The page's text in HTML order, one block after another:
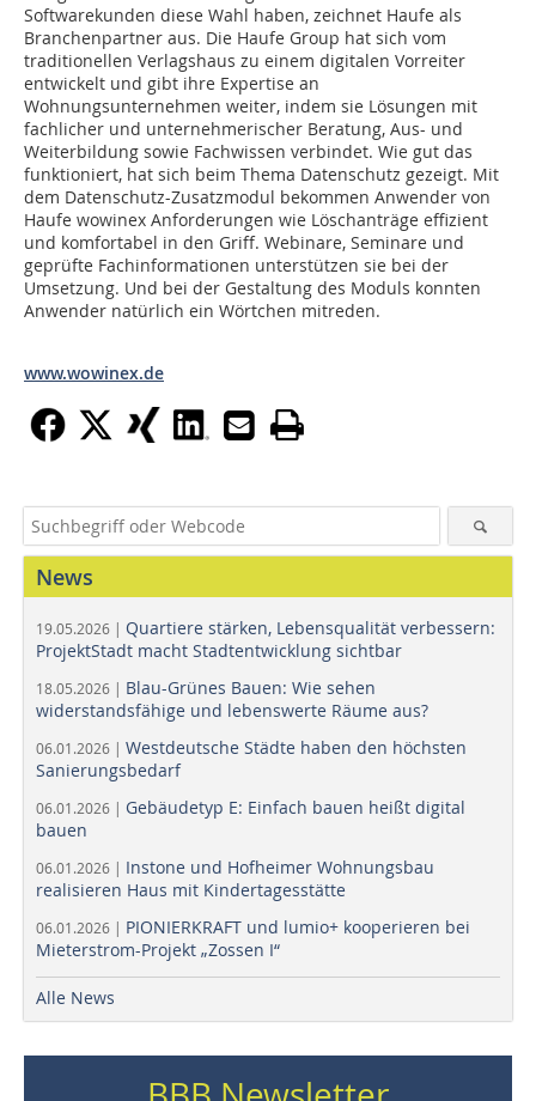
Softwarekunden diese Wahl haben, zeichnet Haufe als
Branchenpartner aus. Die Haufe Group hat sich vom
traditionellen Verlagshaus zu einem digitalen Vorreiter
entwickelt und gibt ihre Expertise an
Wohnungsunternehmen weiter, indem sie Lösungen mit
fachlicher und unternehmerischer Beratung, Aus- und
Weiterbildung sowie Fachwissen verbindet. Wie gut das
funktioniert, hat sich beim Thema Datenschutz gezeigt. Mit
dem Datenschutz-Zusatzmodul bekommen Anwender von
Haufe wowinex Anforderungen wie Löschanträge effizient
und komfortabel in den Griff. Webinare, Seminare und
geprüfte Fachinformationen unterstützen sie bei der
Umsetzung. Und bei der Gestaltung des Moduls konnten
Anwender natürlich ein Wörtchen mitreden.
www.wowinex.de
News
19.05.2026 | Quartiere stärken, Lebensqualität verbessern:
ProjektStadt macht Stadtentwicklung sichtbar
18.05.2026 | Blau-Grünes Bauen: Wie sehen
widerstandsfähige und lebenswerte Räume aus?
06.01.2026 | Westdeutsche Städte haben den höchsten
Sanierungsbedarf
06.01.2026 | Gebäudetyp E: Einfach bauen heißt digital
bauen
06.01.2026 | Instone und Hofheimer Wohnungsbau
realisieren Haus mit Kindertagesstätte
06.01.2026 | PIONIERKRAFT und lumio+ kooperieren bei
Mieterstrom-Projekt „Zossen I“
Alle News